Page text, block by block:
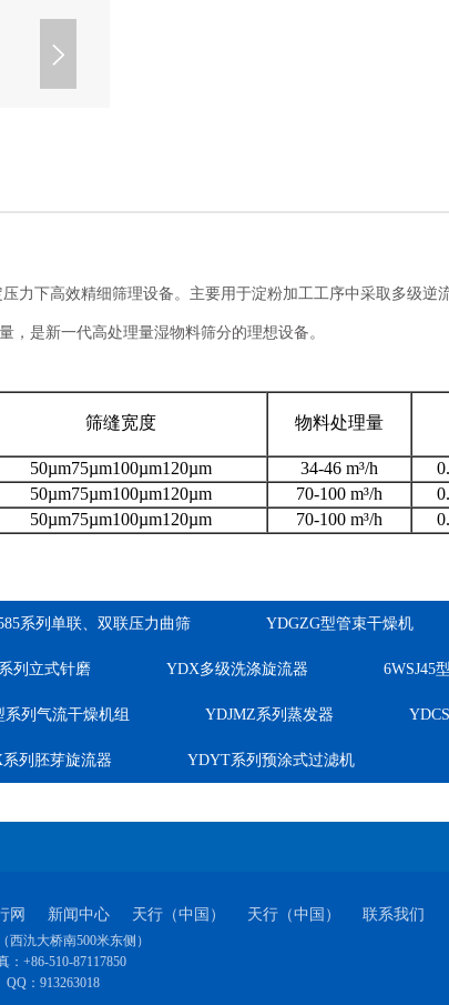
下高效精细筛理设备。主要用于淀粉加工工序中采取多级逆
，是新一代高处理量湿物料筛分的理想设备。
筛缝宽度 物料处理量
50µm75µm100µm120µm 34-46 m³/h
50µm75µm100µm120µm
70-100 m³/h
50µm75µm100µm120µm
70-100 m³/h
系列单联、双联压力曲筛 YDGZG型管束干燥机
列立式针磨 YDX多级洗涤旋流器 6WSJ45
系列气流干燥机组 YDJMZ系列蒸发器
列胚芽旋流器 YDYT系列预涂式过滤机
网 新闻中心 天行（中国） 天行（中国） 联系我们
氿大桥南500米东侧）
：+86-510-87117850
QQ： 913263018